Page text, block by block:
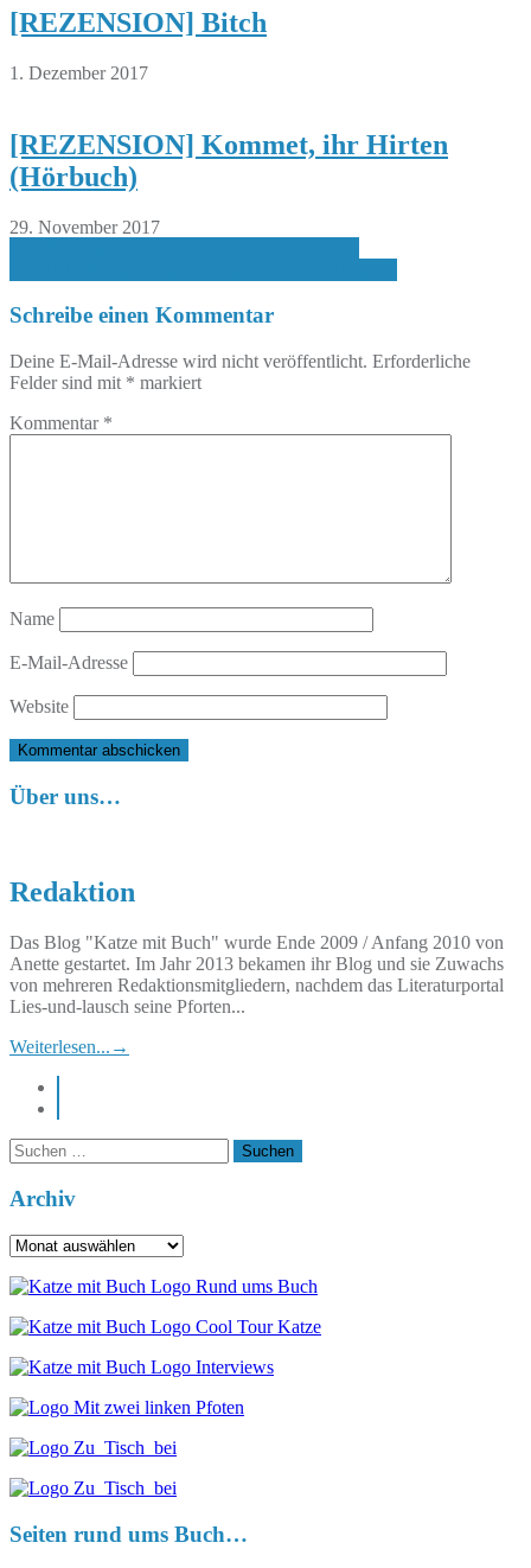
[REZENSION] Bitch
1. Dezember 2017
[REZENSION] Kommet, ihr Hirten
(Hörbuch)
29. November 2017
Schreibe einen Kommentar
Deine E-Mail-Adresse wird nicht veröffentlicht. Erforderliche
Felder sind mit * markiert
Kommentar *
Name
E-Mail-Adresse
Website
Über uns…
Redaktion
Das Blog "Katze mit Buch" wurde Ende 2009 / Anfang 2010 von
Anette gestartet. Im Jahr 2013 bekamen ihr Blog und sie Zuwachs
von mehreren Redaktionsmitgliedern, nachdem das Literaturportal
Lies-und-lausch seine Pforten...
Weiterlesen... →
Suchen
nach:
Archiv
Archiv
Seiten rund ums Buch…